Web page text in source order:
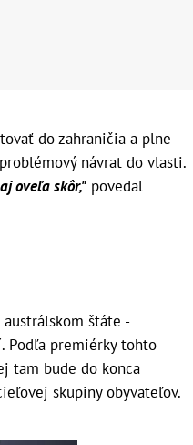
do zahraničia a plne
návrat do vlasti.
oveľa skôr," povedal
štáte -
Podľa premiérky tohto
tam bude do konca
skupiny obyvateľov.